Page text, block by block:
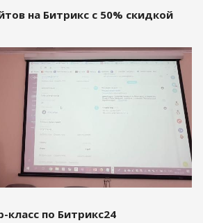
на Битрикс с 50% скидкой
по Битрикс24